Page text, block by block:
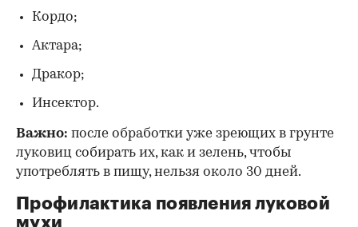
Кордо;
Актара;
Дракор;
Инсектор.
Важно: после обработки уже зреющих в грунте
луковиц собирать их, как и зелень, чтобы
употреблять в пищу, нельзя около 30 дней.
Профилактика появления луковой
мухи